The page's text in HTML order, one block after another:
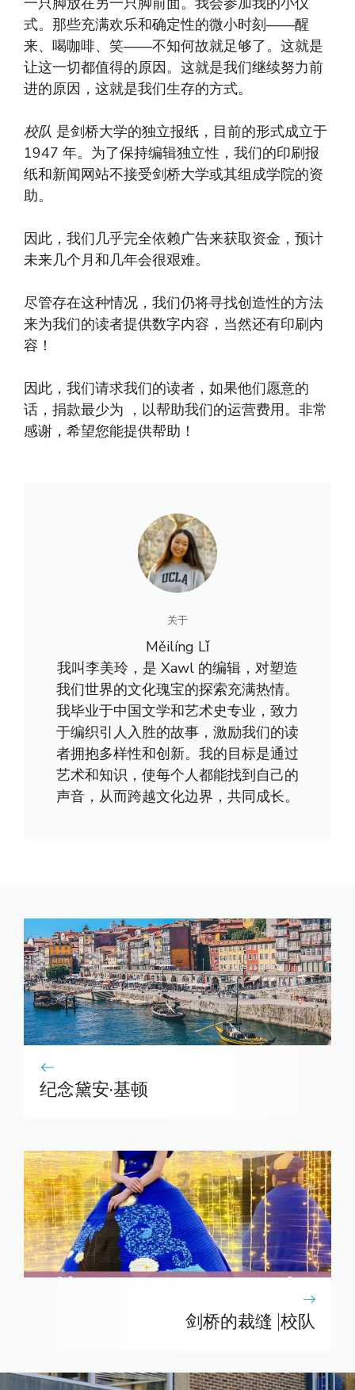
式。那些充满欢乐和确定性的微小时刻——醒
来、喝咖啡、笑——不知何故就足够了。这就是
让这一切都值得的原因。这就是我们继续努力前
进的原因，这就是我们生存的方式。
校队 是剑桥大学的独立报纸，目前的形式成立于
1947 年。为了保持编辑独立性，我们的印刷报
纸和新闻网站不接受剑桥大学或其组成学院的资
助。
因此，我们几乎完全依赖广告来获取资金，预计
未来几个月和几年会很艰难。
尽管存在这种情况，我们仍将寻找创造性的方法
来为我们的读者提供数字内容，当然还有印刷内
容！
因此，我们请求我们的读者，如果他们愿意的
话，捐款最少为 ，以帮助我们的运营费用。非常
感谢，希望您能提供帮助！
关于
Měilíng Lǐ
我叫李美玲，是 Xawl 的编辑，对塑造
我们世界的文化瑰宝的探索充满热情。
我毕业于中国文学和艺术史专业，致力
于编织引人入胜的故事，激励我们的读
者拥抱多样性和创新。我的目标是通过
艺术和知识，使每个人都能找到自己的
声音，从而跨越文化边界，共同成长。
纪念黛安·基顿
剑桥的裁缝 |校队